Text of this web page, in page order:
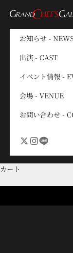
GRAND
お知らせ -
出演 - CAST
イベント情報 -
会場 - VENUE
お問い合わせ -
カート